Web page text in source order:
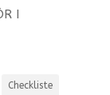
I
Checkliste